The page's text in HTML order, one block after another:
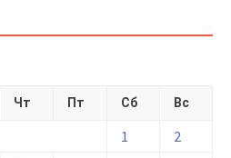
Чт Пт Сб Вс
1
2